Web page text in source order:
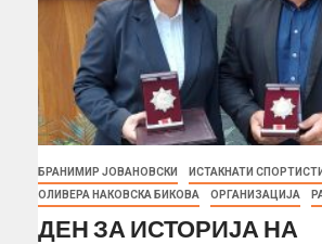
БРАНИМИР ЈОВАНОВСКИ
ИСТАКНАТИ СПОРТИСТИ
ОЛИВЕРА НАКОВСКА БИКОВА
ОРГАНИЗАЦИЈА
ДЕН ЗА ИСТОРИЈА НА